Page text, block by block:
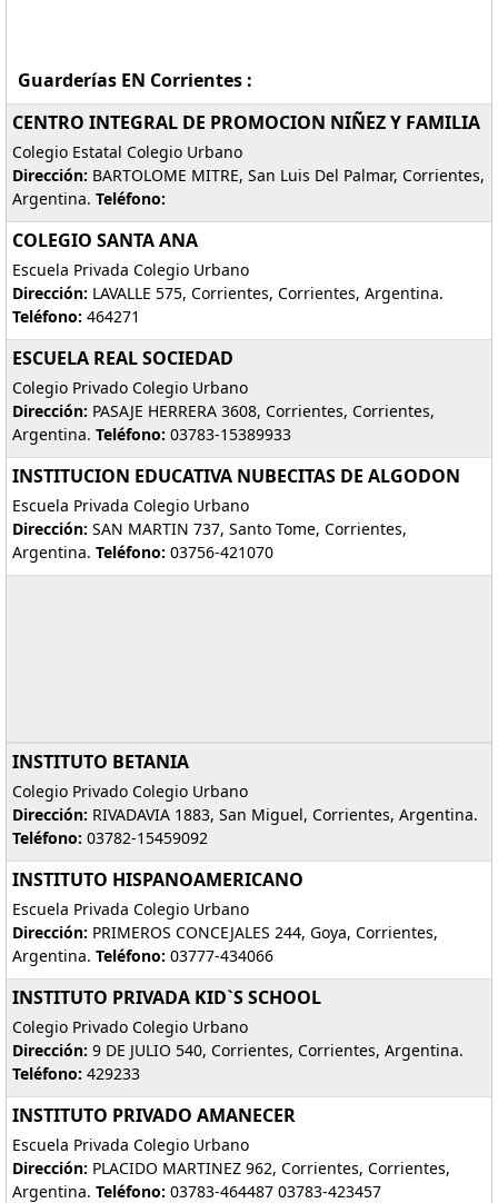
Guarderías EN Corrientes :
CENTRO INTEGRAL DE PROMOCION NIÑEZ Y FAMILIA
Colegio Estatal Colegio Urbano
Dirección: BARTOLOME MITRE, San Luis Del Palmar, Corrientes,
Argentina. Teléfono:
COLEGIO SANTA ANA
Escuela Privada Colegio Urbano
Dirección: LAVALLE 575, Corrientes, Corrientes, Argentina.
Teléfono: 464271
ESCUELA REAL SOCIEDAD
Colegio Privado Colegio Urbano
Dirección: PASAJE HERRERA 3608, Corrientes, Corrientes,
Argentina. Teléfono: 03783-15389933
INSTITUCION EDUCATIVA NUBECITAS DE ALGODON
Escuela Privada Colegio Urbano
Dirección: SAN MARTIN 737, Santo Tome, Corrientes,
Argentina. Teléfono: 03756-421070
INSTITUTO BETANIA
Colegio Privado Colegio Urbano
Dirección: RIVADAVIA 1883, San Miguel, Corrientes, Argentina.
Teléfono: 03782-15459092
INSTITUTO HISPANOAMERICANO
Escuela Privada Colegio Urbano
Dirección: PRIMEROS CONCEJALES 244, Goya, Corrientes,
Argentina. Teléfono: 03777-434066
INSTITUTO PRIVADA KID`S SCHOOL
Colegio Privado Colegio Urbano
Dirección: 9 DE JULIO 540, Corrientes, Corrientes, Argentina.
Teléfono: 429233
INSTITUTO PRIVADO AMANECER
Escuela Privada Colegio Urbano
Dirección: PLACIDO MARTINEZ 962, Corrientes, Corrientes,
Argentina. Teléfono: 03783-464487 03783-423457